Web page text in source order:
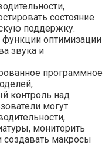
состояние
поддержку.
оптимизации
звука и
программное
контроль над
могут
мониторить
макросы